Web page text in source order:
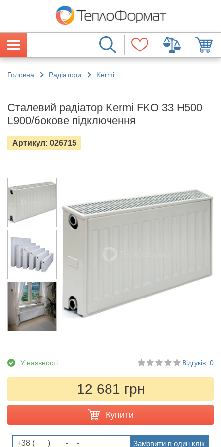
Головна Радіатори Kermi
Сталевий радіатор Kermi FKO 33 H500
L900/бокове підключення
Артикул: 026715
У наявності Відгуків: 0
12 681 грн
Купити